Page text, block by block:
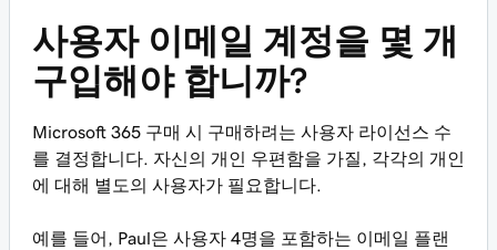
사용자 이메일 계정을 몇 개
구입해야 합니까?
Microsoft 365 구매 시 구매하려는 사용자 라이선스 수
를 결정합니다. 자신의 개인 우편함을 가질, 각각의 개인
에 대해 별도의 사용자가 필요합니다.
예를 들어, Paul은 사용자 4명을 포함하는 이메일 플랜